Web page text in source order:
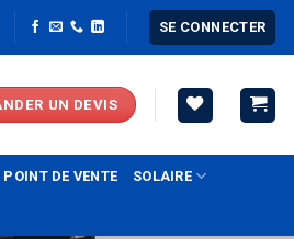
SE CONNECTER
UN DEVIS
POINT DE VENTE SOLAIRE